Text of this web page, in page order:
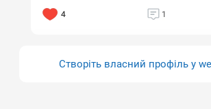
Створіть власний профіль у